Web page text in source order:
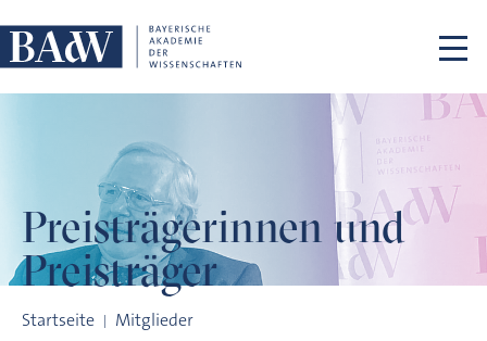
Preisträgerinnen und
Preisträger
Startseite Mitglieder